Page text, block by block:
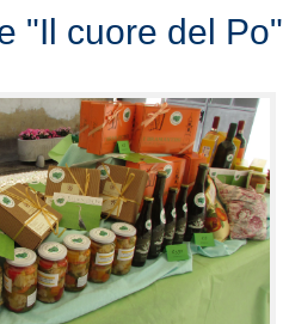
"Il cuore del Po"